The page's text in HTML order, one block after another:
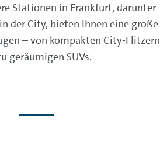
Stationen in Frankfurt, darunter
der City, bieten Ihnen eine große
– von kompakten City-Flitzern
geräumigen SUVs.